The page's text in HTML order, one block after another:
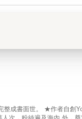
成書面世。 ★作者自創